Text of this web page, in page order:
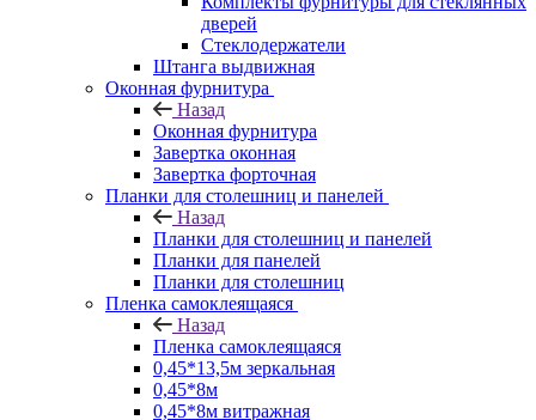
дверей
Стеклодержатели
Штанга выдвижная
Оконная фурнитура
Назад
Оконная фурнитура
Завертка оконная
Завертка форточная
Планки для столешниц и панелей
Назад
Планки для столешниц и панелей
Планки для панелей
Планки для столешниц
Пленка самоклеящаяся
Назад
Пленка самоклеящаяся
0,45*13,5м зеркальная
0,45*8м
0,45*8м витражная